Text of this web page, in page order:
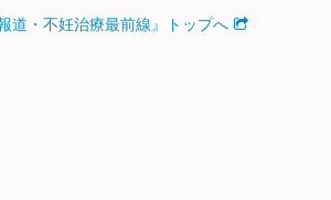
道・不妊治療最前線』トップへ